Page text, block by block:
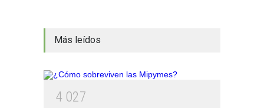
Más leídos
4 027